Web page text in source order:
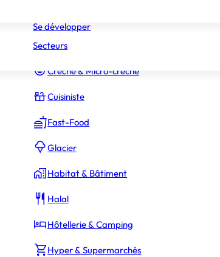
Constructeur Piscines & Spas
Crèche & Micro-crèche
Cuisiniste
Fast-Food
Glacier
Habitat & Bâtiment
Halal
Hôtellerie & Camping
Hyper & Supermarchés
Se développer
Secteurs